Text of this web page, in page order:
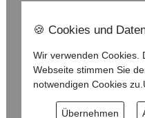
🍪 Cookies und
Wir verwenden Cookies.
Webseite stimmen Sie
notwendigen Cookies zu.
Übernehmen